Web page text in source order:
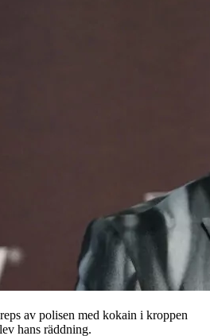
av polisen med kokain i kroppen
hans räddning.